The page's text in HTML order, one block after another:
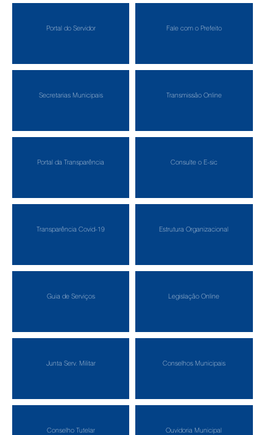
Portal do Servidor Fale com o Prefeito
Secretarias Municipais Transmissão Online
Portal da Transparência Consulte o E-sic
Transparência Covid-19 Estrutura Organizacional
Guia de Serviços Legislação Online
Junta Serv. Militar Conselhos Municipais
Conselho Tutelar Ouvidoria Municipal